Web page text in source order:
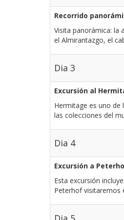
Recorrido
Visita panorámica: la
el Almirantazgo, el
Dia 3
Excursión al
Hermitage es uno de
las colecciones del
Dia 4
Excursión a
Esta excursión
Peterhof visitaremos